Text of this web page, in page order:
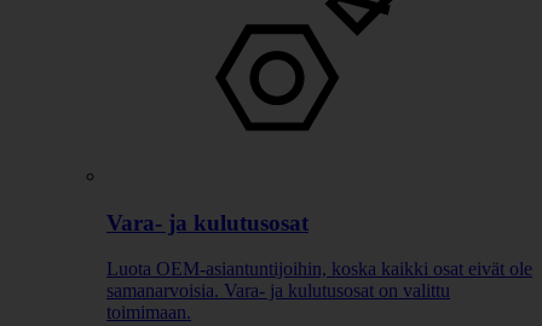
Vara- ja kulutusosat
Luota OEM-asiantuntijoihin, koska kaikki osat eivät ole
samanarvoisia. Vara- ja kulutusosat on valittu
toimimaan.